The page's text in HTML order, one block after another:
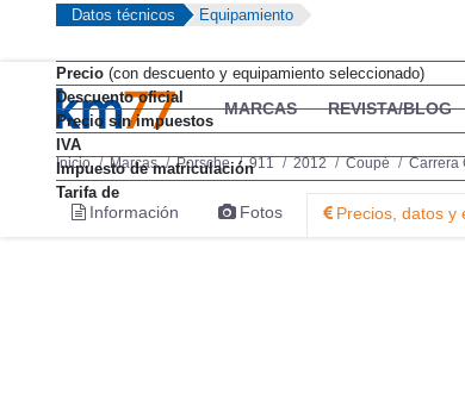
Precio(con descuento y equipamiento seleccionado)
Descuento oficial
Precio sin impuestos
IVA
Impuesto de matriculación
Tarifa de